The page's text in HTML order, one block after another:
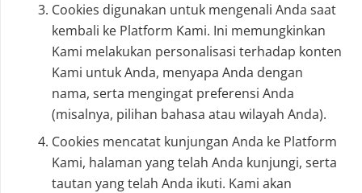
Cookies digunakan untuk mengenali Anda saat
kembali ke Platform Kami. Ini memungkinkan
Kami melakukan personalisasi terhadap konten
Kami untuk Anda, menyapa Anda dengan
nama, serta mengingat preferensi Anda
(misalnya, pilihan bahasa atau wilayah Anda).
Cookies mencatat kunjungan Anda ke Platform
Kami, halaman yang telah Anda kunjungi, serta
tautan yang telah Anda ikuti. Kami akan